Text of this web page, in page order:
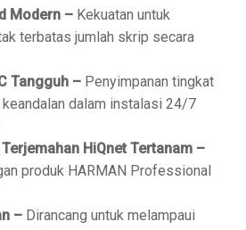
Modern – Kekuatan untuk
terbatas jumlah skrip secara
Tangguh – Penyimpanan tingkat
dalam instalasi 24/7
Terjemahan HiQnet Tertanam –
produk HARMAN Professional
– Dirancang untuk melampaui